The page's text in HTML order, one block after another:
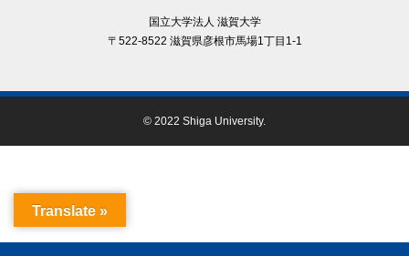
国⽴⼤学法⼈ 滋賀⼤学
〒522-8522 滋賀県彦根市⾺場1丁⽬1-1
© 2022 Shiga University.
Translate »